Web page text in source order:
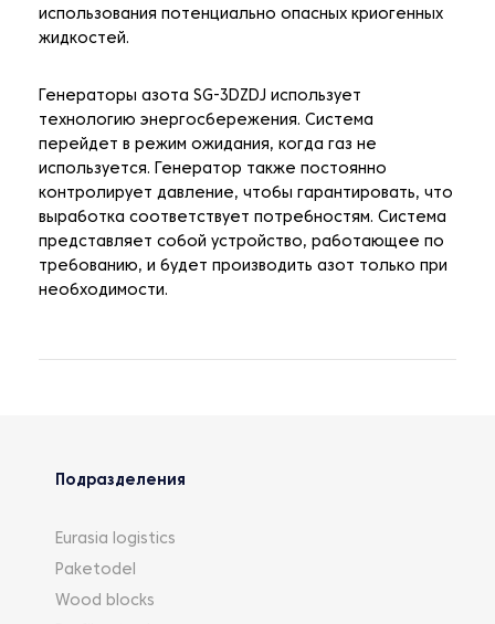
использования потенциально опасных криогенных
жидкостей.
Генераторы азота SG-3DZDJ использует
технологию энергосбережения. Система
перейдет в режим ожидания, когда газ не
используется. Генератор также постоянно
контролирует давление, чтобы гарантировать, что
выработка соответствует потребностям. Система
представляет собой устройство, работающее по
требованию, и будет производить азот только при
необходимости.
Подразделения
Eurasia logistics
Paketodel
Wood blocks